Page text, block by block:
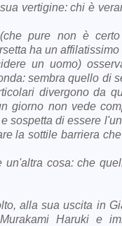
vertigine: chi è
pure non è
ha un
un uomo)
sembra quello di
divergono da
giorno non vede
sospetta di essere
la sottile barriera
un'altra cosa: che
alla sua uscita in
Haruki e